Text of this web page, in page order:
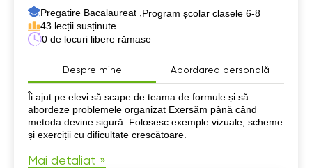
Pregatire Bacalaureat , Program școlar clasele 6-8
43 lecții susținute
0 de locuri libere rămase
Despre mine Abordarea personală
Despre mine
Îi ajut pe elevi să scape de teama de formule și să
abordeze problemele organizat Exersăm până când
metoda devine sigură. Folosesc exemple vizuale, scheme
și exerciții cu dificultate crescătoare.
Mai detaliat »